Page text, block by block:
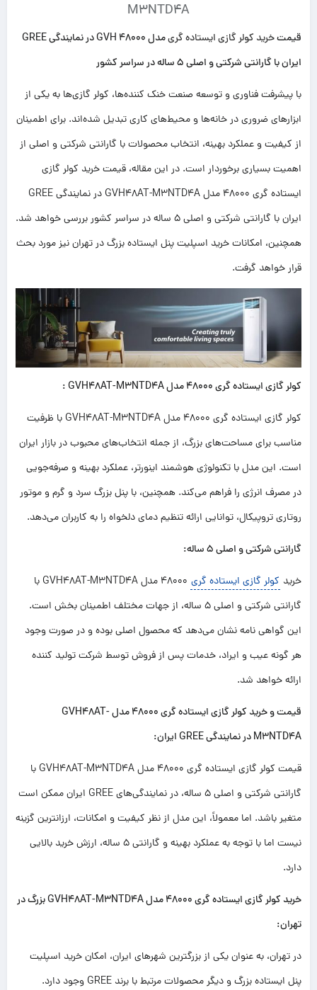
M3NTD4A
قیمتخرید کولر گازی ایستاده گری
مدل GVH 48000 در نمایندگی GREE
ایران با گارانتی شرکتی و اصلی 5 ساله در سراسر کشور
با پیشرفت فناوری و توسعه صنعت خنک کننده‌ها، کولر گازی‌ها به یکی از
ابزارهای ضروری در خانه‌ها و محیط‌های کاری تبدیل شده‌اند. برای اطمینان
از کیفیت و عملکرد بهینه، انتخاب محصولات با گارانتی شرکتی و اصلی از
اهمیت بسیاری برخوردار است. در این مقاله، قیمت خرید کولر گازی
ایستاده گری 48000 مدل GVH48AT-M3NTD4A در نمایندگی GREE
ایران با گارانتی شرکتی و اصلی 5 ساله در سراسر کشور بررسی خواهد شد.
همچنین، امکانات خرید اسپلیت پنل ایستاده بزرگ در تهران نیز مورد بحث
قرار خواهد گرفت.
کولر گازی ایستاده گری 48000 مدل GVH48AT-M3NTD4A :
کولر گازی ایستاده گری 48000 مدل GVH48AT-M3NTD4A با ظرفیت
مناسب برای مساحت‌های بزرگ، از جمله انتخاب‌های محبوب در بازار ایران
است. این مدل با تکنولوژی هوشمند اینورتر، عملکرد بهینه و صرفه‌جویی
در مصرف انرژی را فراهم می‌کند. همچنین، با پنل بزرگ سرد و گرم و موتور
روتاری تروپیکال، توانایی ارائه تنظیم دمای دلخواه را به کاربران می‌دهد.
گارانتی شرکتی و اصلی 5 ساله:
خرید کولر گازی ایستاده گری
48000 مدل GVH48AT-M3NTD4A با
گارانتی شرکتی و اصلی 5 ساله، از جهات مختلف اطمینان بخش است.
این گواهی نامه نشان می‌دهد که محصول اصلی بوده و در صورت وجود
هر گونه عیب و ایراد، خدمات پس از فروش توسط شرکت تولید کننده
ارائه خواهد شد.
قیمت و خرید کولر گازی ایستاده گری 48000 مدل GVH48AT-
M3NTD4A در نمایندگی GREE ایران:
قیمت کولر گازی ایستاده گری 48000 مدل GVH48AT-M3NTD4A با
گارانتی شرکتی و اصلی 5 ساله، در نمایندگی‌های GREE ایران ممکن است
متغیر باشد. اما معمولاً، این مدل از نظر کیفیت و امکانات، ارزانترین گزینه
نیست اما با توجه به عملکرد بهینه و گارانتی 5 ساله، ارزش خرید بالایی
دارد.
خرید کولر گازی ایستاده گری 48000 مدل GVH48AT-M3NTD4A بزرگ در
تهران:
در تهران، به عنوان یکی از بزرگترین شهرهای ایران، امکان خرید اسپلیت
پنل ایستاده بزرگ و دیگر محصولات مرتبط با برند GREE وجود دارد.